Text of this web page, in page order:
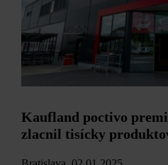
Kaufland poctivo
zlacnil tisícky